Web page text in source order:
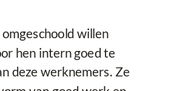
willen
hen intern goed te
deze werknemers. Ze